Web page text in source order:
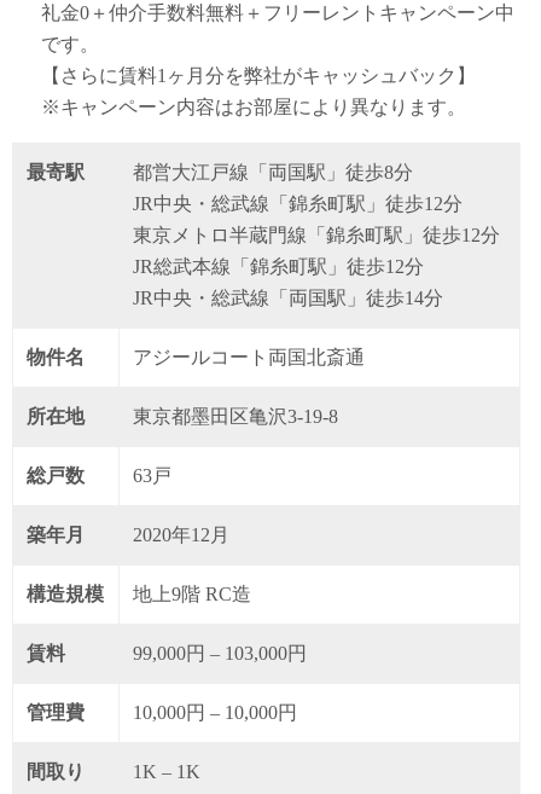
礼金0 ＋仲介手数料無料 ＋ フリーレント キャンペーン中
です。
【さらに賃料1ヶ月分を弊社がキャッシュバック】
※キャンペーン内容はお部屋により異なります。
最寄駅
都営大江戸線「両国駅」徒歩8分
JR中央・総武線「錦糸町駅」徒歩12分
東京メトロ半蔵門線「錦糸町駅」徒歩12分
JR総武本線「錦糸町駅」徒歩12分
JR中央・総武線「両国駅」徒歩14分
物件名 アジールコート両国北斎通
所在地 東京都墨田区亀沢3-19-8
総戸数 63戸
築年月 2020年12月
構造規模 地上9階 RC造
賃料 99,000円 – 103,000円
管理費 10,000円 – 10,000円
間取り 1K – 1K